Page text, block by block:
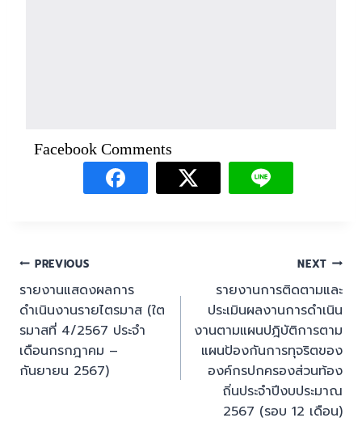
Facebook Comments
PREVIOUS
รายงานแสดงผลการ
ดำเนินงานรายไตรมาส (ใต
รมาสที่ 4/2567 ประจำ
เดือนกรกฎาคม –
กันยายน 2567)
NEXT
รายงานการติดตามและ
ประเมินผลงานการดำเนิน
งานตามแผนปฎิบัติการตาม
แผนป้องกันการทุจริตของ
องค์กรปกครองส่วนท้อง
ถิ่นประจำปีงบประมาณ
2567 (รอบ 12 เดือน)